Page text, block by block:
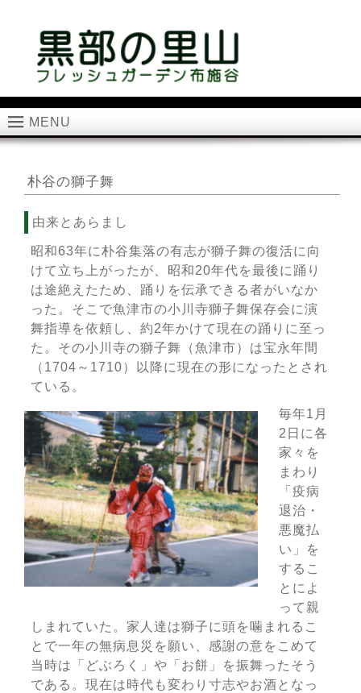
MENU
朴谷の獅子舞
由来とあらまし
昭和63年に朴谷集落の有志が獅子舞の復活に向
けて立ち上がったが、昭和20年代を最後に踊り
は途絶えたため、踊りを伝承できる者がいなか
った。そこで魚津市の小川寺獅子舞保存会に演
舞指導を依頼し、約2年かけて現在の踊りに至っ
た。その小川寺の獅子舞（魚津市）は宝永年間
（1704～1710）以降に現在の形になったとされ
ている。
毎年1月
2日に各
家々を
まわり
「疫病
退治・
悪魔払
い」を
するこ
とによ
って親
しまれていた。家人達は獅子に頭を噛まれるこ
とで一年の無病息災を願い、感謝の意をこめて
当時は「どぶろく」や「お餅」を振舞ったそう
である。現在は時代も変わり寸志やお酒となっ